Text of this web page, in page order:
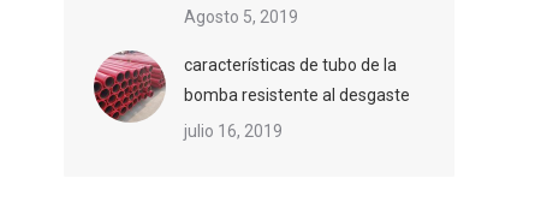
Agosto 5, 2019
características de tubo de la
bomba resistente al desgaste
julio 16, 2019